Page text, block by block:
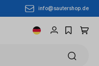
info@sautershop.de